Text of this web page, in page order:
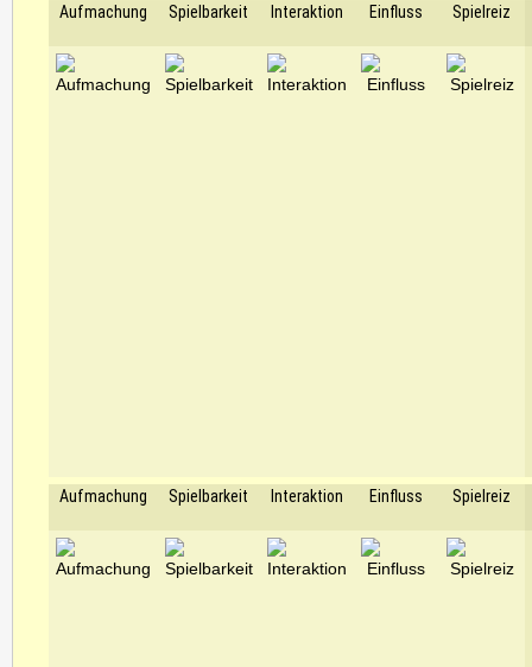
Aufmachung Spielbarkeit Interaktion Einfluss Spielreiz
Aufmachung Spielbarkeit Interaktion Einfluss Spielreiz